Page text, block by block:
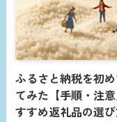
ふるさと納税を初
てみた【手順・注
すすめ返礼品の選び